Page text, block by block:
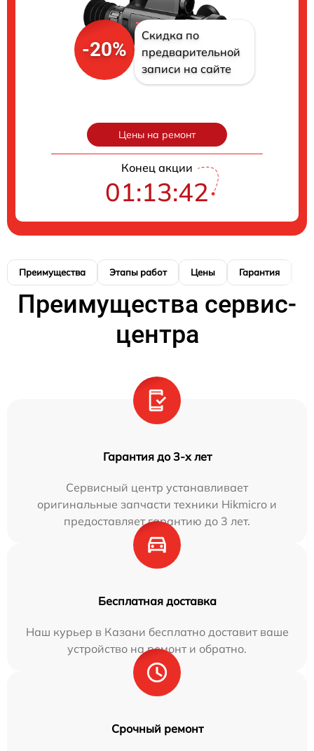
-20%
Скидка по
предварительной
записи на сайте
Цены на ремонт
Конец акции
01:13:41
Преимущества Этапы работ Цены Гарантия
Преимущества сервис-
центра
Гарантия до 3-х лет
Сервисный центр устанавливает
оригинальные запчасти техники Hikmicro и
предоставляет гарантию до 3 лет.
Бесплатная доставка
Наш курьер в Казани бесплатно доставит ваше
устройство на ремонт и обратно.
Срочный ремонт